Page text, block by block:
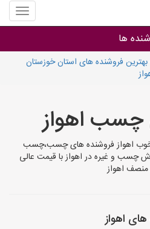
منوی
سایت
چسب
ها
گروه ها
فروشنده های استان خوزستان
چسب اهواز
اهواز فروشنده های چسب،چسب
چسب و غیره در اهواز با قیمت عالی
اهواز
اهواز